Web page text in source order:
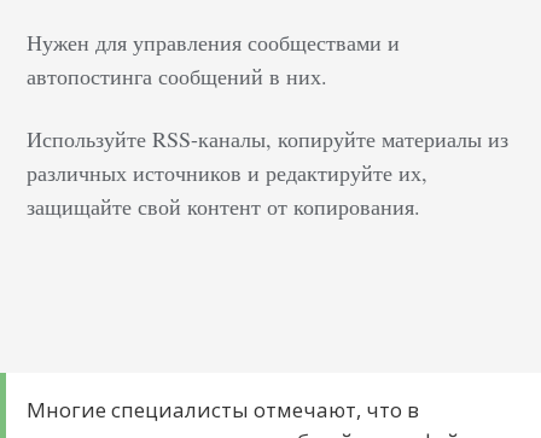
Нужен для управления сообществами и
автопостинга сообщений в них.
Используйте RSS-каналы, копируйте материалы из
различных источников и редактируйте их,
защищайте свой контент от копирования.
Многие специалисты отмечают, что в